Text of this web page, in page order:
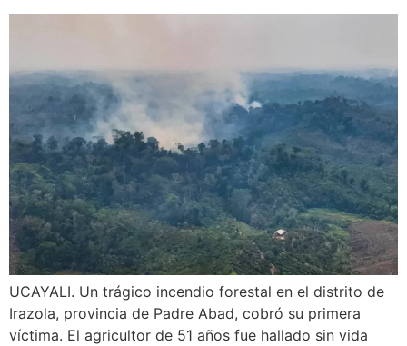
UCAYALI. Un trágico incendio forestal en el distrito de
Irazola, provincia de Padre Abad, cobró su primera
víctima. El agricultor de 51 años fue hallado sin vida